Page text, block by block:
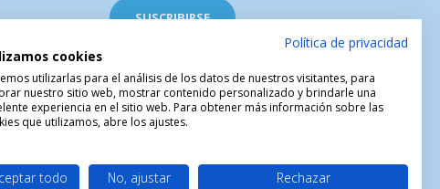
Política de privacidad
cookies
utilizarlas para el análisis de los datos de nuestros visitantes, para
nuestro sitio web, mostrar contenido personalizado y brindarle una
experiencia en el sitio web. Para obtener más información sobre las
que utilizamos, abre los ajustes.
todo No, ajustar Rechazar